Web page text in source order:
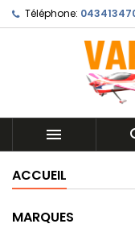
Téléphone:

ACCUEIL
MARQUES